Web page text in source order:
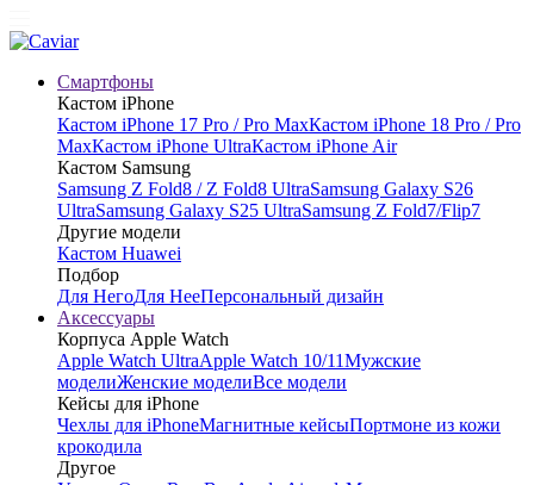
Смартфоны
Кастом iPhone
Кастом iPhone 17 Pro / Pro MaxКастом iPhone 18 Pro / Pro
MaxКастом iPhone UltraКастом iPhone Air
Кастом Samsung
Samsung Z Fold8 / Z Fold8 UltraSamsung Galaxy S26
UltraSamsung Galaxy S25 UltraSamsung Z Fold7/Flip7
Другие модели
Кастом Huawei
Подбор
Для НегоДля НееПерсональный дизайн
Аксессуары
Корпуса Apple Watch
Apple Watch UltraApple Watch 10/11Мужские
моделиЖенские моделиВсе модели
Кейсы для iPhone
Чехлы для iPhoneМагнитные кейсыПортмоне из кожи
крокодила
Другое